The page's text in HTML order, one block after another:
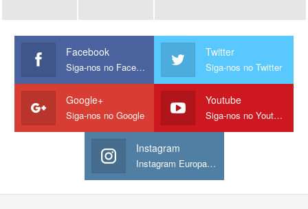
Facebook
Siga-nos no Facebook
Twitter
Siga-nos no Twitter
Google+
Siga-nos no Google
Youtube
Siga-nos no Youtube
Instagram
Instagram Europamos